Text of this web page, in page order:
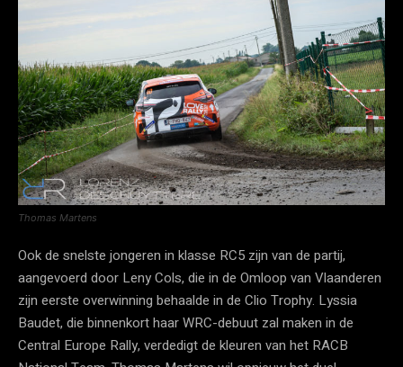
Thomas Martens
Ook de snelste jongeren in klasse RC5 zijn van de partij,
aangevoerd door Leny Cols, die in de Omloop van Vlaanderen
zijn eerste overwinning behaalde in de Clio Trophy. Lyssia
Baudet, die binnenkort haar WRC-debuut zal maken in de
Central Europe Rally, verdedigt de kleuren van het RACB